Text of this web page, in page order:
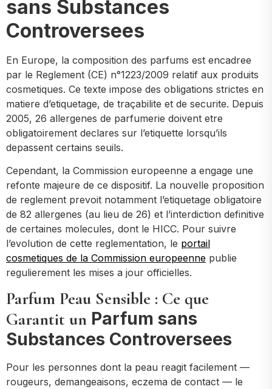
sans Substances
Controversees
En Europe, la composition des parfums est encadree
par le Reglement (CE) n°1223/2009 relatif aux produits
cosmetiques. Ce texte impose des obligations strictes en
matiere d’etiquetage, de traçabilite et de securite. Depuis
2005, 26 allergenes de parfumerie doivent etre
obligatoirement declares sur l’etiquette lorsqu’ils
depassent certains seuils.
Cependant, la Commission europeenne a engage une
refonte majeure de ce dispositif. La nouvelle proposition
de reglement prevoit notamment l’etiquetage obligatoire
de 82 allergenes (au lieu de 26) et l’interdiction definitive
de certaines molecules, dont le HICC. Pour suivre
l’evolution de cette reglementation, le portail
cosmetiques de la Commission europeenne publie
regulierement les mises a jour officielles.
Parfum Peau Sensible : Ce que
Garantit un Parfum sans
Substances Controversees
Pour les personnes dont la peau reagit facilement —
rougeurs, demangeaisons, eczema de contact — le